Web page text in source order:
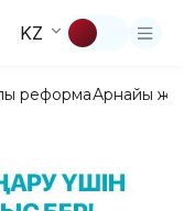
KZ
реформаАрнайы